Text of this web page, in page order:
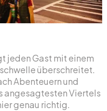
jeden Gast mit einem
überschreitet.
Abenteuern und
angesagtesten Viertels
genau richtig.